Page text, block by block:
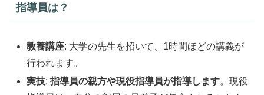
指導員は？
教養講座: 大学の先生を招いて、1時間ほどの講義が
行われます。
実技:指導員の親方や現役指導員が指導します。現役